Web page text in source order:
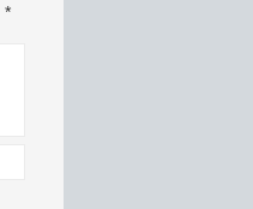
*